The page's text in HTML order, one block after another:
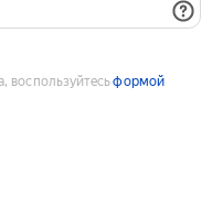
воспользуйтесьформой